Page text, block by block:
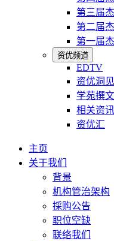
第三届
第二届
第一届
资优频道
EDTV
资优洞见
学苑撰文
相关资讯
资优汇
主页
关于我们
背景
机构管治架构
採购公告
职位空缺
联络我们